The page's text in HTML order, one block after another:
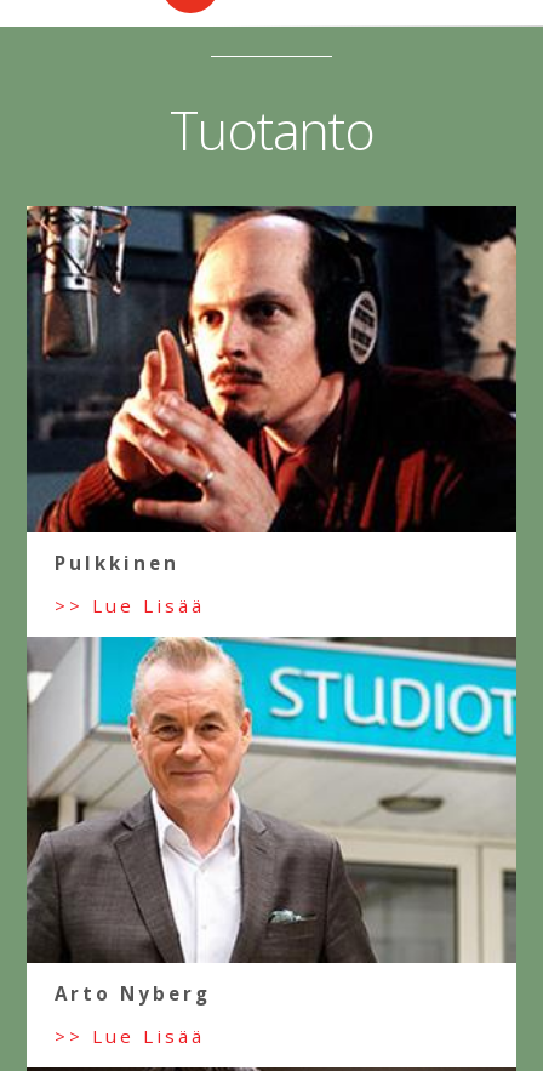
Tuotanto
Pulkkinen
>> Lue Lisää
Arto Nyberg
>> Lue Lisää